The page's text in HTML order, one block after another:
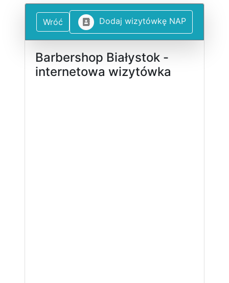
Wróć Dodaj wizytówkę NAP
Barbershop Białystok -
internetowa wizytówka